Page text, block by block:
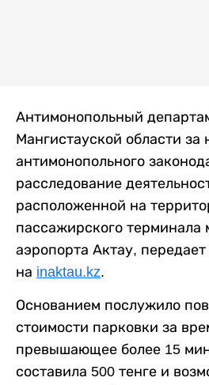
Антимонопольный
Мангистауской области за
антимонопольного
расследование
расположенной на
пассажирского терминала
аэропорта Актау, передает
на inaktau.kz.
Основанием послужило
стоимости парковки за
превышающее более 15
составила 500 тенге и